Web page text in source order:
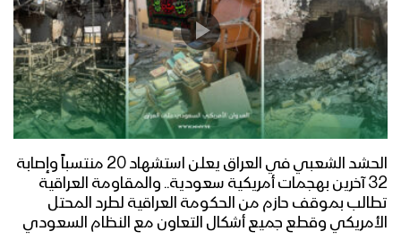
الحشد الشعبي في العراق يعلن استشهاد 20 منتسباً وإصابة
32 آخرين بهجمات أمريكية سعودية.. والمقاومة العراقية
تطالب بموقف حازم من الحكومة العراقية لطرد المحتل
الأمريكي وقطع جميع أشكال التعاون مع النظام السعودي